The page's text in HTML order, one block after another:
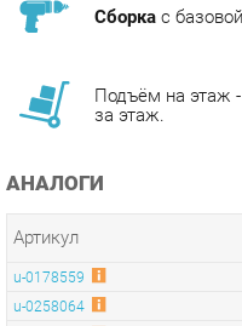
Подъём на этаж -
АНАЛОГИ
u-0258064
ОПИСАНИЕ